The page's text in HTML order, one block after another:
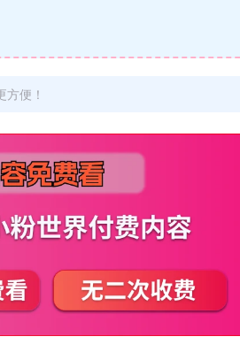
便！